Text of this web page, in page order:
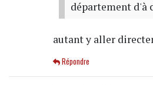
département d'à
autant y aller
Répondre